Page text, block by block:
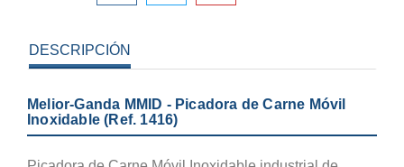
DESCRIPCIÓN
Melior-Ganda MMID - Picadora de Carne Móvil
Inoxidable (Ref. 1416)